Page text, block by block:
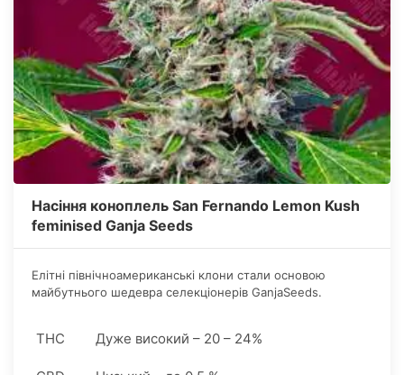
Насіння коноплель San Fernando Lemon Kush
feminised Ganja Seeds
Елітні північноамериканські клони стали основою
майбутнього шедевра селекціонерів GanjaSeeds.
презентувати для нас San Fernando Lemon Kush
THC Дуже високий – 20 – 24%